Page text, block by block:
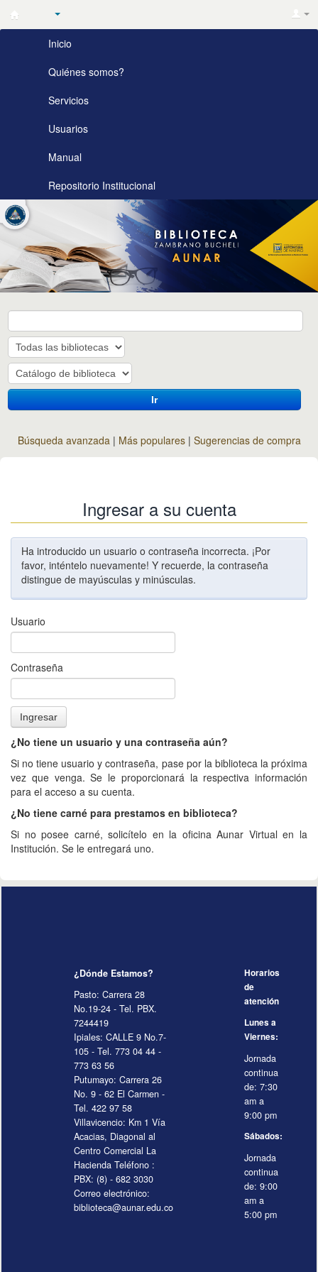
Biblioteca
Zambrano
Bucheli
AUNAR
Inicio
Quiénes somos?
Servicios
Usuarios
Manual
Repositorio Institucional
Ir
Búsqueda avanzada Más populares Sugerencias de compra
Ingresar a su cuenta
Ha introducido un usuario o contraseña incorrecta. ¡Por
favor, inténtelo nuevamente! Y recuerde, la contraseña
distingue de mayúsculas y minúsculas.
Usuario
Contraseña
¿No tiene un usuario y una contraseña aún?
Si no tiene usuario y contraseña, pase por la biblioteca la próxima
vez que venga. Se le proporcionará la respectiva información
para el acceso a su cuenta.
¿No tiene carné para prestamos en biblioteca?
Si no posee carné, solicítelo en la oficina Aunar Virtual en la
Institución. Se le entregará uno.
¿Dónde Estamos?
Pasto: Carrera 28
No.19-24 - Tel. PBX.
7244419
Ipiales: CALLE 9 No.7-
105 - Tel. 773 04 44 -
773 63 56
Putumayo: Carrera 26
No. 9 - 62 El Carmen -
Tel. 422 97 58
Villavicencio: Km 1 Vía
Acacias, Diagonal al
Centro Comercial La
Hacienda Teléfono :
PBX: (8) - 682 3030
Correo electrónico:
biblioteca@aunar.edu.co
Horarios
de
atención
Lunes a
Viernes:
Jornada
continua
de: 7:30
am a
9:00 pm
Sábados:
Jornada
continua
de: 9:00
am a
5:00 pm